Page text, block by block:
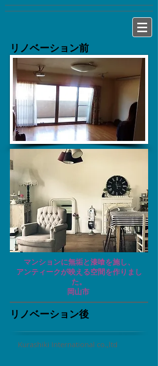
リノベーション前
マンションに無垢と漆喰を施し、
アンティークが映える空間を作りまし
た。
​岡山市 ​
リノベーション後
Kurashiki International co.,ltd